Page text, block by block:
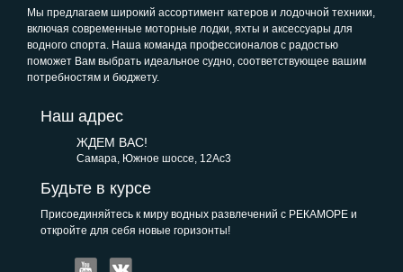
Мы предлагаем широкий ассортимент катеров и лодочной техники,
включая современные моторные лодки, яхты и аксессуары для
водного спорта. Наша команда профессионалов с радостью
поможет Вам выбрать идеальное судно, соответствующее вашим
потребностям и бюджету.
Наш адрес
ЖДЕМ ВАС!
Самара, Южное шоссе, 12Ас3
Будьте в курсе
Присоединяйтесь к миру водных развлечений с РЕКАМОРЕ и
откройте для себя новые горизонты!